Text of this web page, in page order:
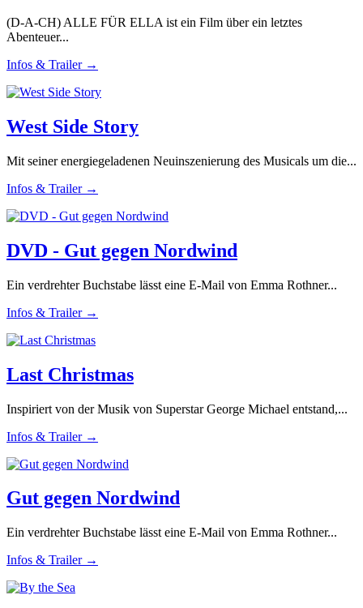
(D-A-CH) ALLE FÜR ELLA ist ein Film über ein letztes
Abenteuer...
Infos & Trailer →
West Side Story
Mit seiner energiegeladenen Neuinszenierung des Musicals um die...
Infos & Trailer →
DVD - Gut gegen Nordwind
Ein verdrehter Buchstabe lässt eine E-Mail von Emma Rothner...
Infos & Trailer →
Last Christmas
Inspiriert von der Musik von Superstar George Michael entstand,...
Infos & Trailer →
Gut gegen Nordwind
Ein verdrehter Buchstabe lässt eine E-Mail von Emma Rothner...
Infos & Trailer →